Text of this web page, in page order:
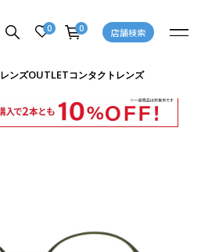
0 0 店舗検索
レンズOUTLETコンタクトレンズ
商品詳細ページへ